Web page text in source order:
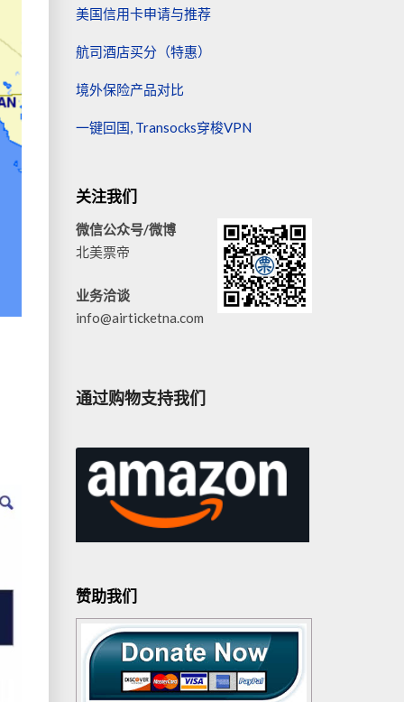
美国信用卡申请与推荐
航司酒店买分（特惠）
境外保险产品对比
一键回国, Transocks穿梭VPN
关注我们
微信公众号/微博
北美票帝
业务洽谈
info@airticketna.com
通过购物支持我们
赞助我们